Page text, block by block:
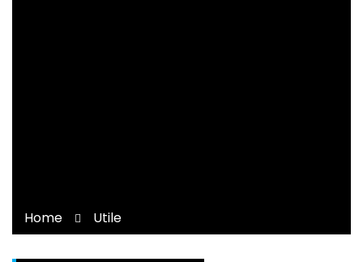
Home Utile